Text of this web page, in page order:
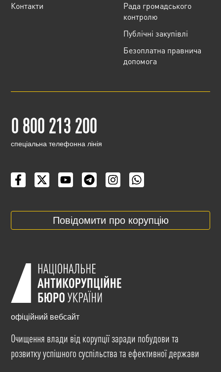
Контакти
Рада громадського
контролю
Публічні закупівлі
Безоплатна правнича
допомога
0 800 213 200
cпеціальна телефонна лінія
Повідомити про корупцію
офіційний вебсайт
Очищення влади від корупції заради побудови та
розвитку успішного суспільства та ефективної держави